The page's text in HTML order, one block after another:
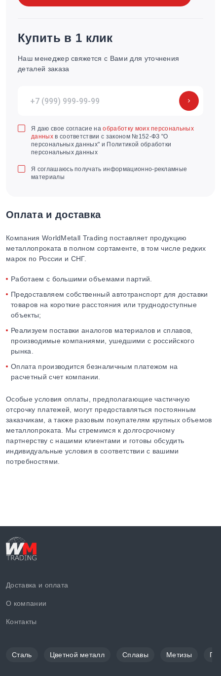
Купить в 1 клик
Наш менеджер свяжется с Вами для уточнения
деталей заказа
Я даю свое согласие наобработку моих персональных
данныхв соответствии с законом №152-ФЗ "О
персональных данных" и Политикой обработки
персональных данных
Я соглашаюсь получать информационно-рекламные
материалы
Оплата и доставка
Компания WorldMetall Trading поставляет продукцию
металлопроката в полном сортаменте, в том числе редких
марок по России и СНГ.
Работаем с большими объемами партий.
Предоставляем собственный автотранспорт для доставки
товаров на короткие расстояния или труднодоступные
объекты;
Реализуем поставки аналогов материалов и сплавов,
производимые компаниями, ушедшими с российского
рынка.
Оплата производится безналичным платежом на
расчетный счет компании.
Особые условия оплаты, предполагающие частичную
отсрочку платежей, могут предоставляться постоянным
заказчикам, а также разовым покупателям крупных объемов
металлопроката. Мы стремимся к долгосрочному
партнерству с нашими клиентами и готовы обсудить
индивидуальные условия в соответствии с вашими
потребностями.
Доставка и оплата
О компании
Контакты
Сталь Цветной металл Сплавы Метизы